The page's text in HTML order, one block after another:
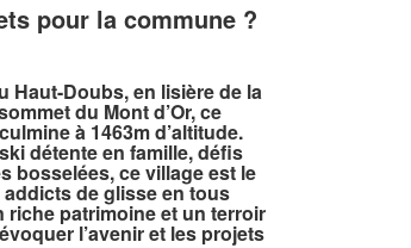
pour la commune ?
Haut-Doubs, en lisière de la
du Mont d’Or, ce
à 1463m d’altitude.
détente en famille, défis
bosselées, ce village est le
de glisse en tous
riche patrimoine et un terroir
l’avenir et les projets